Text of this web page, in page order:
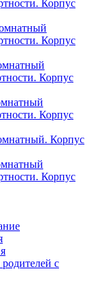
Корпус
Корпус
Корпус
Корпус
Корпус
Корпус
с